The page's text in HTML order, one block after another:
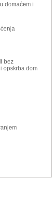
domaćem i
bez
opskrba dom